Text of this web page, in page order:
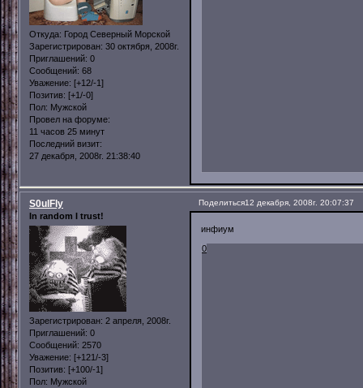
Откуда: Город Северный Морской
Зарегистрирован: 30 октября, 2008г.
Приглашений: 0
Сообщений: 68
Уважение: [+12/-1]
Позитив: [+1/-0]
Пол: Мужской
Провел на форуме:
11 часов 25 минут
Последний визит:
27 декабря, 2008г. 21:38:40
Поделиться12 декабря, 2008г. 20:07:37
S0ulFly
In random I trust!
Зарегистрирован: 2 апреля, 2008г.
Приглашений: 0
Сообщений: 2570
Уважение: [+121/-3]
Позитив: [+100/-1]
Пол: Мужской
инфиум
0